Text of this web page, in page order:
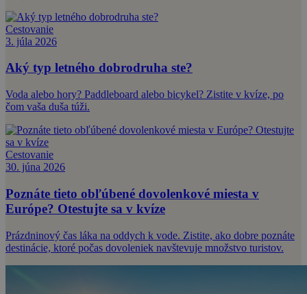
Cestovanie
3. júla 2026
Aký typ letného dobrodruha ste?
Voda alebo hory? Paddleboard alebo bicykel? Zistite v kvíze, po
čom vaša duša túži.
Cestovanie
30. júna 2026
Poznáte tieto obľúbené dovolenkové miesta v
Európe? Otestujte sa v kvíze
Prázdninový čas láka na oddych k vode. Zistite, ako dobre poznáte
destinácie, ktoré počas dovoleniek navštevuje množstvo turistov.